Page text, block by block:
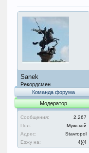
Sanek
Рекордсмен
Команда форума
Модератор
Сообщения:
2.267
Пол:
Мужской
Адрес:
Stavropol
Езжу на:
4}{4